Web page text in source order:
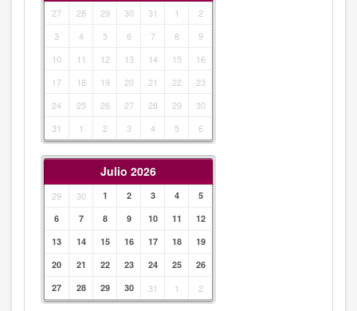
27 28 29 30 31 1
2
3
4 5 6 7 8
9
10
11 12 13 14 15
16
17
18 19 20 21 22
23
24
25 26 27 28 29
30
31
1 2 3 4 5 6
Julio 2026
29 30 1 2 3 4
5
6
7 8 9 10 11
12
13
14 15 16 17 18
19
20
21 22 23 24 25
26
27
28 29 30 31 1 2